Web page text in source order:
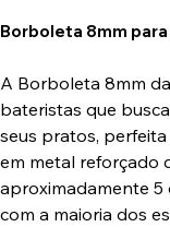
Borboleta 8mm
A Borboleta 8mm
bateristas que
seus pratos,
em metal reforçado
aproximadamente
com a maioria dos